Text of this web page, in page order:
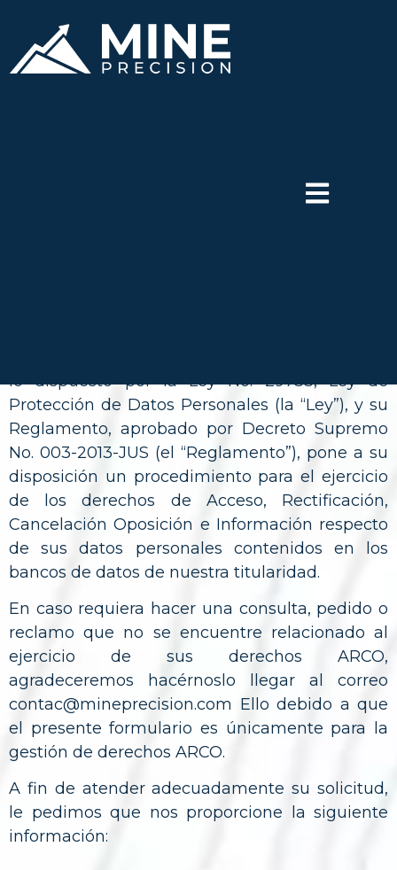
lo dispuesto por la Ley No. 29733, Ley de
Protección de Datos Personales (la “Ley”), y su
Reglamento, aprobado por Decreto Supremo
No. 003-2013-JUS (el “Reglamento”), pone a su
disposición un procedimiento para el ejercicio
de los derechos de Acceso, Rectificación,
Cancelación Oposición e Información respecto
de sus datos personales contenidos en los
bancos de datos de nuestra titularidad.
En caso requiera hacer una consulta, pedido o
reclamo que no se encuentre relacionado al
ejercicio de sus derechos ARCO,
agradeceremos hacérnoslo llegar al correo
contac@mineprecision.com Ello debido a que
el presente formulario es únicamente para la
gestión de derechos ARCO.
A fin de atender adecuadamente su solicitud,
le pedimos que nos proporcione la siguiente
información: